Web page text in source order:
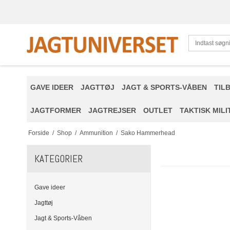
GAVE IDEER JAGTTØJ JAGT & SPORTS-VÅBEN
JAGTFORMER JAGTREJSER OUTLET TAKTISK
Forside / Shop / Ammunition / Sako Hammerhead
KATEGORIER
Gave ideer
Jagttøj
Jagt & Sports-Våben